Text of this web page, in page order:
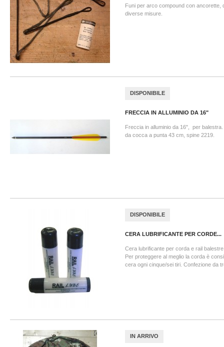
Funi per arco compound con ancorette,
diverse misure.
DISPONIBILE
FRECCIA IN ALLUMINIO DA 16"
Freccia in alluminio da 16", per
da cocca a punta 43 cm, spine 2219.
DISPONIBILE
CERA LUBRIFICANTE PER CORDE...
Cera lubrificante per corda e rail
Per proteggere al meglio la corda è
cera ogni cinque/sei tiri. Confezione da
IN ARRIVO